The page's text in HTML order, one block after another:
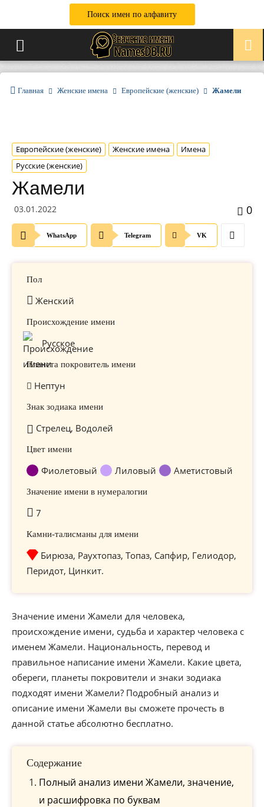
Поиск имен по алфавиту
Главная Женские имена Европейские (женские) Жамели
Европейские (женские) Женские имена
Имена
Русские (женские)
Жамели
03.01.2022 0
WhatsApp Telegram VK
Пол
Женский
Происхождение имени
Русское
Планета покровитель имени
Нептун
Знак зодиака имени
Стрелец, Водолей
Цвет имени
Фиолетовый Лиловый Аметистовый
Значение имени в нумералогии
7
Камни-талисманы для имени
Бирюза, Раухтопаз, Топаз, Сапфир, Гелиодор,
Перидот, Цинкит.
Значение имени Жамели для человека,
происхождение имени, судьба и характер человека с
именем Жамели. Национальность, перевод и
правильное написание имени Жамели. Какие цвета,
обереги, планеты покровители и знаки зодиака
подходят имени Жамели? Подробный анализ и
описание имени Жамели вы сможете прочесть в
данной статье абсолютно бесплатно.
Содержание
Полный анализ имени Жамели, значение,
и расшифровка по буквам